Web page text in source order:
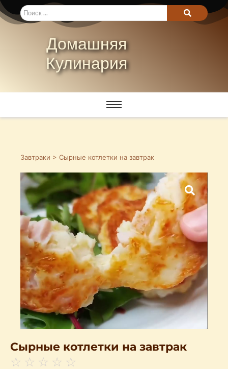
Домашняя
Кулинария
Завтраки > Сырные котлетки на завтрак
Сырные котлетки на завтрак
☆ ☆ ☆ ☆ ☆